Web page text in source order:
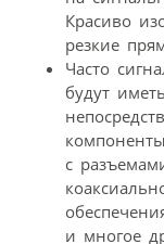
Красиво
резкие
Часто
будут
с
и многое